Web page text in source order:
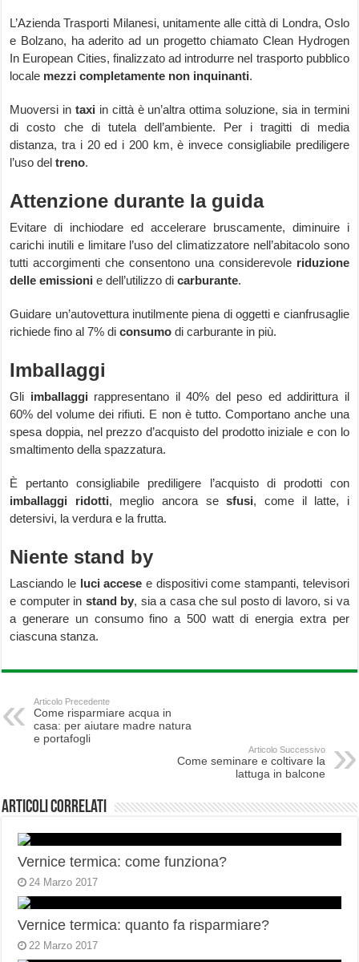
L’Azienda Trasporti Milanesi, unitamente alle città di Londra, Oslo
e Bolzano, ha aderito ad un progetto chiamato Clean Hydrogen
In European Cities, finalizzato ad introdurre nel trasporto pubblico
locale mezzi completamente non inquinanti.
Muoversi in taxi in città è un’altra ottima soluzione, sia in termini
di costo che di tutela dell’ambiente. Per i tragitti di media
distanza, tra i 20 ed i 200 km, è invece consigliabile prediligere
l’uso deltreno.
Attenzione durante la guida
Evitare di inchiodare ed accelerare bruscamente, diminuire i
carichi inutili e limitare l’uso del climatizzatore nell’abitacolo sono
tutti accorgimenti che consentono una considerevole riduzione
delle emissioni e dell’utilizzo dicarburante.
Guidare un’autovettura inutilmente piena di oggetti e cianfrusaglie
richiede fino al 7% diconsumo dicarburante in più.
Imballaggi
Gli imballaggi rappresentano il 40% del peso ed addirittura il
60% del volume dei rifiuti. E non è tutto. Comportano anche una
spesa doppia, nel prezzo d’acquisto del prodotto iniziale e con lo
smaltimento della spazzatura.
È pertanto consigliabile prediligere l’acquisto di prodotti con
imballaggi ridotti, meglio ancora sesfusi, come il latte, i
detersivi, la verdura e la frutta.
Niente stand by
Lasciando le luci accese e dispositivi come stampanti, televisori
e computer in stand by, sia a casa che sul posto di lavoro, si va
a generare un consumo fino a 500 watt di energia extra per
ciascuna stanza.
Articolo Precedente
Come risparmiare acqua in
casa: per aiutare madre natura
e portafogli
Articolo Successivo
Come seminare e coltivare la
lattuga in balcone
Articoli correlati
Vernice termica: come funziona?
24 Marzo 2017
Vernice termica: quanto fa risparmiare?
22 Marzo 2017